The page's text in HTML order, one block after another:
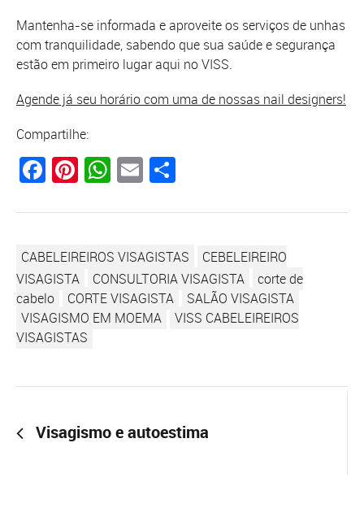
Mantenha-se informada e aproveite os serviços de unhas
com tranquilidade, sabendo que sua saúde e segurança
estão em primeiro lugar aqui no VISS.
Agende já seu horário com uma de nossas nail designers!
Compartilhe:
Facebook
Pinterest
WhatsApp
Email
CABELEIREIROS VISAGISTAS
CEBELEIREIRO
VISAGISTA
CONSULTORIA VISAGISTA
corte de
cabelo
CORTE VISAGISTA
SALÃO VISAGISTA
VISAGISMO EM MOEMA
VISS CABELEIREIROS
VISAGISTAS
Visagismo e autoestima